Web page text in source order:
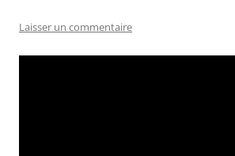
Laisser un commentaire